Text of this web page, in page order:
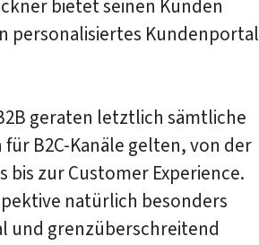
bietet seinen Kunden
personalisiertes Kundenportal
geraten letztlich sämtliche
B2C-Kanäle gelten, von der
zur Customer Experience.
natürlich besonders
und grenzüberschreitend